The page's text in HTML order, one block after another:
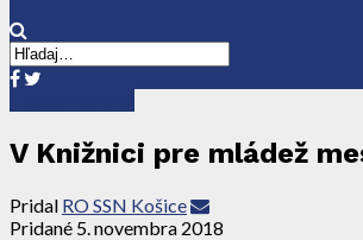
V Knižnici pre mládež
Pridal RO SSN Košice
Pridané 5. novembra 2018